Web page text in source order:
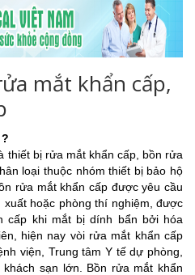
mắt khẩn cấp,
thiết bị rửa mắt khẩn cấp, bồn rửa
loại thuộc nhóm thiết bị bảo hộ
rửa mắt khẩn cấp được yêu cầu
hoặc phòng thí nghiệm, được
cấp khi mắt bị dính bẩn bởi hóa
hiện nay vòi rửa mắt khẩn cấp
viện, Trung tâm Y tế dự phòng,
sạn lớn. Bồn rửa mắt khẩn